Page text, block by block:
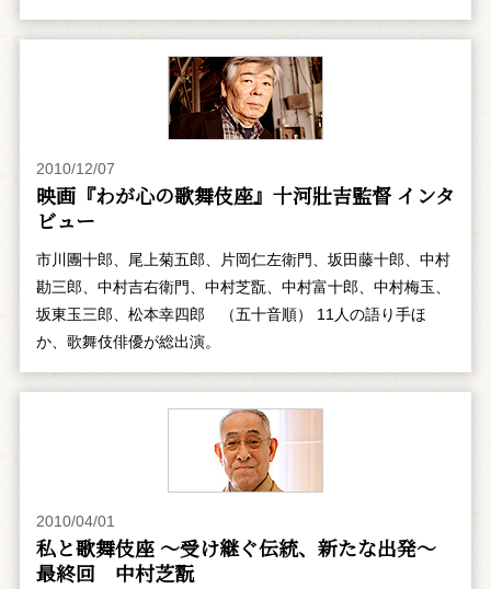
2010/12/07
映画『わが心の歌舞伎座』十河壯吉監督 インタ
ビュー
市川團十郎、尾上菊五郎、片岡仁左衛門、坂田藤十郎、中村
勘三郎、中村吉右衛門、中村芝翫、中村富十郎、中村梅玉、
坂東玉三郎、松本幸四郎 （五十音順） 11人の語り手ほ
か、歌舞伎俳優が総出演。
2010/04/01
私と歌舞伎座 ～受け継ぐ伝統、新たな出発～
最終回 中村芝翫